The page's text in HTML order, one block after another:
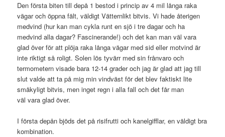
Den första biten till depå 1 bestod i princip av 4 mil långa raka
vägar och öppna fält, väldigt Vätternlikt bitvis. Vi hade återigen
medvind (hur kan man cykla runt en sjö i tre dagar och ha
medvind alla dagar? Fascinerande!) och det kan man väl vara
glad över för att plöja raka långa vägar med sid eller motvind är
inte riktigt så roligt. Solen lös tyvärr med sin frånvaro och
termometern visade bara 12-14 grader och jag är glad att jag till
slut valde att ta på mig min vindväst för det blev faktiskt lite
småkyligt bitvis, men inget regn i alla fall och det får man
väl vara glad över.
I första depån bjöds det på risifrutti och kanelgifflar, en väldigt bra
kombination.